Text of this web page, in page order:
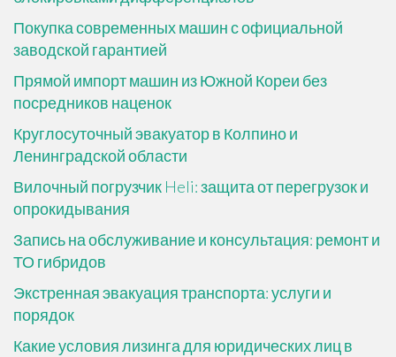
Покупка современных машин с официальной
заводской гарантией
Прямой импорт машин из Южной Кореи без
посредников наценок
Круглосуточный эвакуатор в Колпино и
Ленинградской области
Вилочный погрузчик Heli: защита от перегрузок и
опрокидывания
Запись на обслуживание и консультация: ремонт и
ТО гибридов
Экстренная эвакуация транспорта: услуги и
порядок
Какие условия лизинга для юридических лиц в